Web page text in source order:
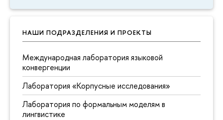
НАШИ ПОДРАЗДЕЛЕНИЯ И ПРОЕКТЫ
Международная лаборатория языковой
конвергенции
Лаборатория «Корпусные исследования»
Лаборатория по формальным моделям в
лингвистике